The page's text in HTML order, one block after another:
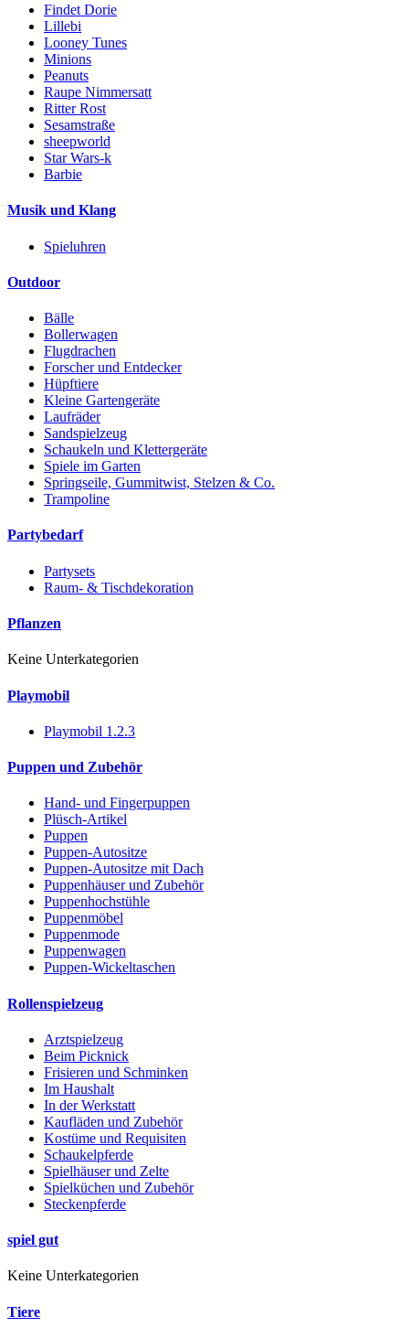
Findet Dorie
Lillebi
Looney Tunes
Minions
Peanuts
Raupe Nimmersatt
Ritter Rost
Sesamstraße
sheepworld
Star Wars-k
Barbie
Musik und Klang
Spieluhren
Outdoor
Bälle
Bollerwagen
Flugdrachen
Forscher und Entdecker
Hüpftiere
Kleine Gartengeräte
Laufräder
Sandspielzeug
Schaukeln und Klettergeräte
Spiele im Garten
Springseile, Gummitwist, Stelzen & Co.
Trampoline
Partybedarf
Partysets
Raum- & Tischdekoration
Pflanzen
Keine Unterkategorien
Playmobil
Playmobil 1.2.3
Puppen und Zubehör
Hand- und Fingerpuppen
Plüsch-Artikel
Puppen
Puppen-Autositze
Puppen-Autositze mit Dach
Puppenhäuser und Zubehör
Puppenhochstühle
Puppenmöbel
Puppenmode
Puppenwagen
Puppen-Wickeltaschen
Rollenspielzeug
Arztspielzeug
Beim Picknick
Frisieren und Schminken
Im Haushalt
In der Werkstatt
Kaufläden und Zubehör
Kostüme und Requisiten
Schaukelpferde
Spielhäuser und Zelte
Spielküchen und Zubehör
Steckenpferde
spiel gut
Keine Unterkategorien
Tiere